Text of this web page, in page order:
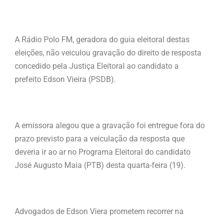
A Rádio Polo FM, geradora do guia eleitoral destas
eleições, não veiculou gravação do direito de resposta
concedido pela Justiça Eleitoral ao candidato a
prefeito Edson Vieira (PSDB).
A emissora alegou que a gravação foi entregue fora do
prazo previsto para a veiculação da resposta que
deveria ir ao ar no Programa Eleitoral do candidato
José Augusto Maia (PTB) desta quarta-feira (19).
Advogados de Edson Viera prometem recorrer na